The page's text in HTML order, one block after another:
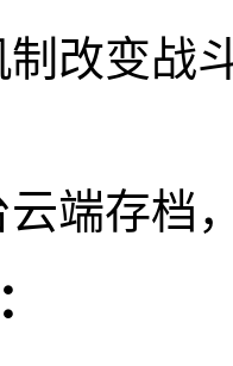
改变战
端存档